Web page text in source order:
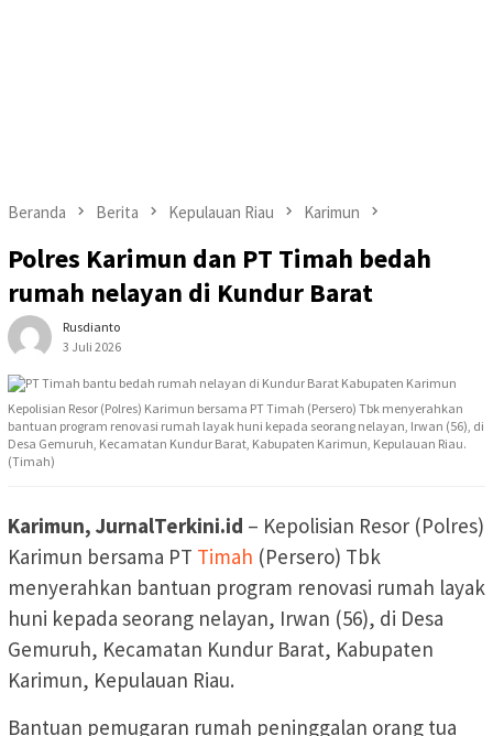
Beranda Berita Kepulauan Riau Karimun
Polres Karimun dan PT Timah bedah
rumah nelayan di Kundur Barat
Rusdianto
3 Juli 2026
Kepolisian Resor (Polres) Karimun bersama PT Timah (Persero) Tbk menyerahkan
bantuan program renovasi rumah layak huni kepada seorang nelayan, Irwan (56), di
Desa Gemuruh, Kecamatan Kundur Barat, Kabupaten Karimun, Kepulauan Riau.
(Timah)
Karimun, JurnalTerkini.id – Kepolisian Resor (Polres)
Karimun bersama PT Timah (Persero) Tbk
menyerahkan bantuan program renovasi rumah layak
huni kepada seorang nelayan, Irwan (56), di Desa
Gemuruh, Kecamatan Kundur Barat, Kabupaten
Karimun, Kepulauan Riau.
Bantuan pemugaran rumah peninggalan orang tua